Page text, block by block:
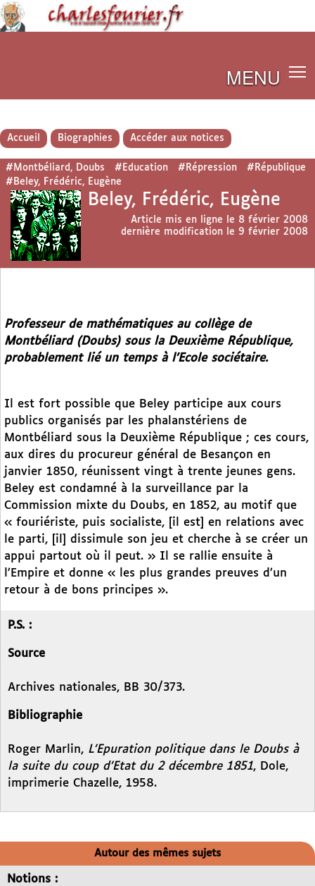
MENU
Accueil Biographies Accéder aux notices
#Montbéliard, Doubs #Education #Répression
#République
#Beley, Frédéric, Eugène
Beley, Frédéric, Eugène
Article mis en ligne le 8 février 2008
dernière modification le 9 février 2008
Professeur de mathématiques au collège de
Montbéliard (Doubs) sous la Deuxième République,
probablement lié un temps à l’Ecole sociétaire.
Il est fort possible que Beley participe aux cours
publics organisés par les phalanstériens de
Montbéliard sous la Deuxième République ; ces cours,
aux dires du procureur général de Besançon en
janvier 1850, réunissent vingt à trente jeunes gens.
Beley est condamné à la surveillance par la
Commission mixte du Doubs, en 1852, au motif que
« fouriériste, puis socialiste, [il est] en relations avec
le parti, [il] dissimule son jeu et cherche à se créer un
appui partout où il peut. » Il se rallie ensuite à
l’Empire et donne « les plus grandes preuves d’un
retour à de bons principes ».
P.S. :
Source
Archives nationales, BB 30/373.
Bibliographie
Roger Marlin, L’Epuration politique dans le Doubs à
la suite du coup d’Etat du 2 décembre 1851, Dole,
imprimerie Chazelle, 1958.
Autour des mêmes sujets
Notions :